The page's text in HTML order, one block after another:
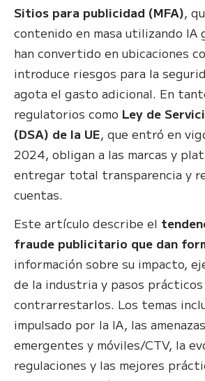
Sitios para publicidad (MFA),
contenido en masa utilizando IA
han convertido en ubicaciones
introduce riesgos para la
agota el gasto adicional. En
regulatorios como Ley de
(DSA) de la UE, que entró en
2024, obligan a las marcas y
entregar total transparencia y
cuentas.
Este artículo describe el
fraude publicitario que dan
información sobre su impacto,
de la industria y pasos
contrarrestarlos. Los temas
impulsado por la IA, las
emergentes y móviles/CTV, la
regulaciones y las mejores